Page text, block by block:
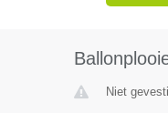
Niet